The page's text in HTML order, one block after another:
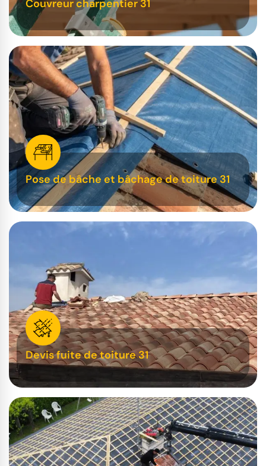
Couvreur charpentier 31
Pose de bâche et bâchage de toiture 31
Devis fuite de toiture 31